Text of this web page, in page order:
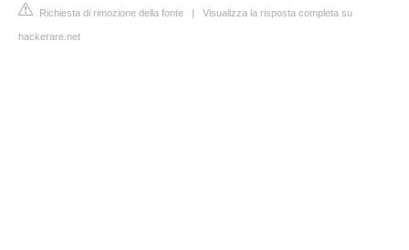
Richiesta di rimozione della fonte | Visualizza la risposta completa su
hackerare.net